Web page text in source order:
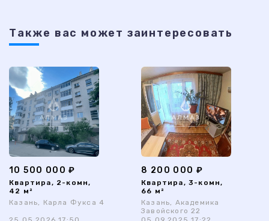
Также ваc может заинтересовать
10 500 000 ₽
Квартира, 2-комн,
42 м²
Казань, Карла Фукса 4
8 200 000 ₽
Квартира, 3-комн,
66 м²
Казань, Академика
Завойского 22